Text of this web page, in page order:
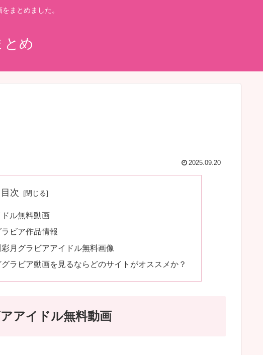
まとめました。
とめ
2025.09.20
目次
ドル無料動画
ビア作品情報
月グラビアアイドル無料画像
ラビア動画を見るならどのサイトがオススメか？
アイドル無料動画